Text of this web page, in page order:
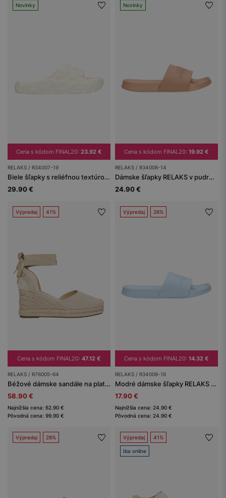
Novinky
Cena s kódom FINAL20: 23.92 €
RELAKS / R34007-19
Biele šľapky s reliéfnou textúrou a hrubou podrážkou RELAKS
29.90 €
Novinky
Cena s kódom FINAL20: 19.92 €
RELAKS / R34008-14
Dámske šľapky RELAKS v pudrovej ružovej farbe
24.90 €
Výpredaj 41%
Cena s kódom FINAL20: 47.12 €
RELAKS / R76005-64
Béžové dámske sandále na platforme s viazaním okolo členka RELAKS
58.90 €
Najnižšia cena: 62.90 €
Pôvodná cena: 99.90 €
Výpredaj 28%
Cena s kódom FINAL20: 14.32 €
RELAKS / R34008-18
Modré dámske šľapky RELAKS s reliéfnym logom
17.90 €
Najnižšia cena: 24.90 €
Pôvodná cena: 24.90 €
Výpredaj 28% Výpredaj 41%
Iba online